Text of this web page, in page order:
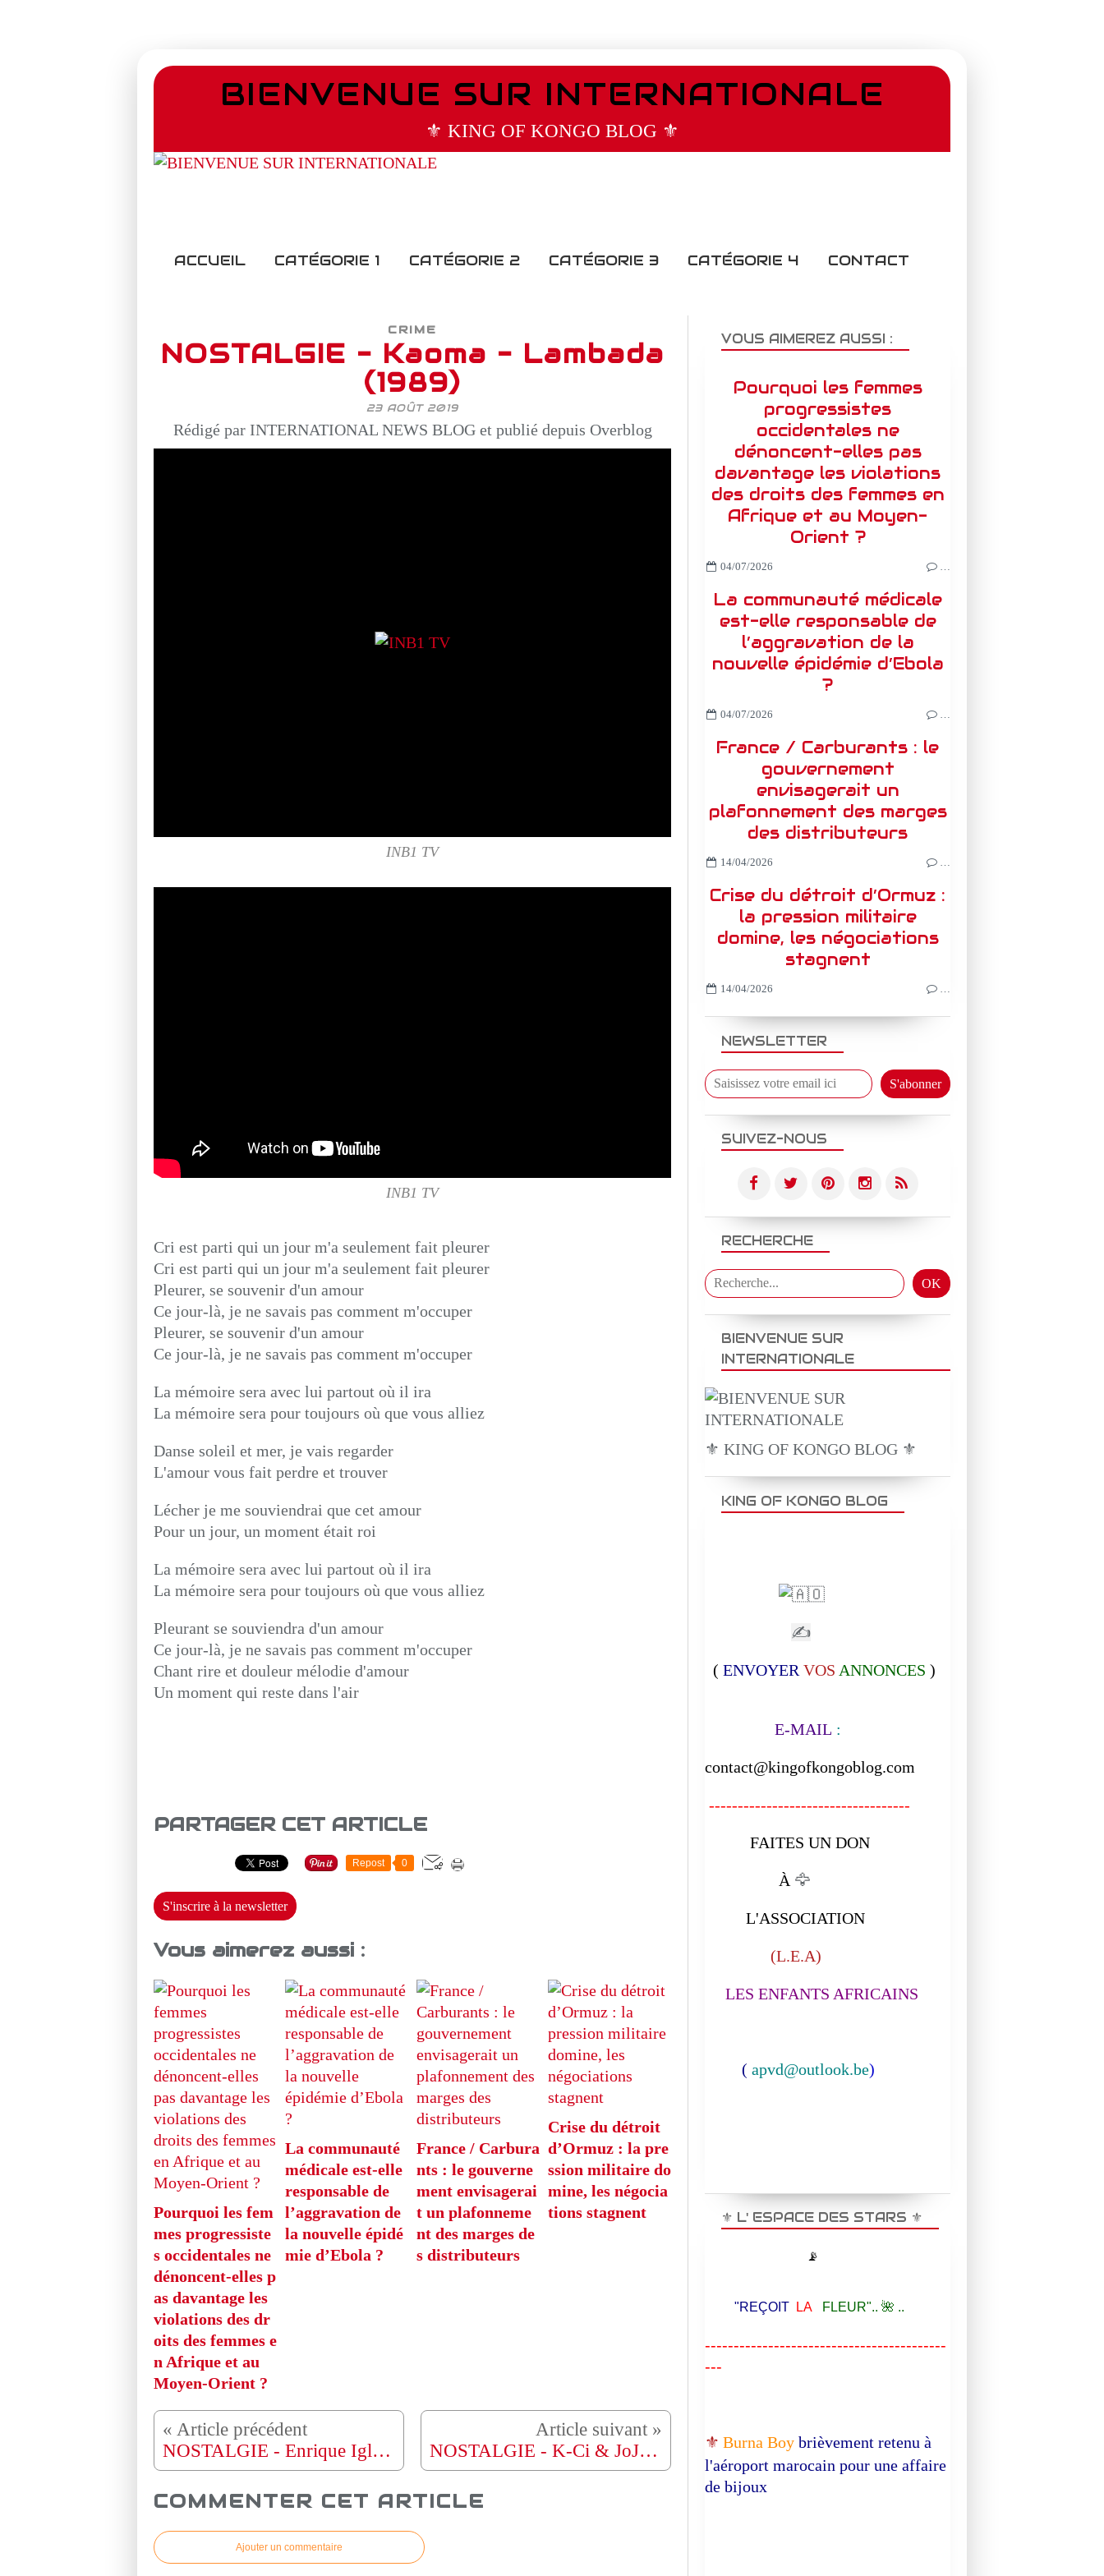
BIENVENUE SUR INTERNATIONALE
⚜️ KING OF KONGO BLOG ⚜️
ACCUEIL CATÉGORIE 1 CATÉGORIE 2 CATÉGORIE 3 CATÉGORIE 4 CONTACT
CRIME
NOSTALGIE - Kaoma - Lambada
(1989)
23 AOÛT 2019
Rédigé par INTERNATIONAL NEWS BLOG et publié depuis Overblog
INB1 TV
INB1 TV
Cri est parti qui un jour m'a seulement fait pleurer
Cri est parti qui un jour m'a seulement fait pleurer
Pleurer, se souvenir d'un amour
Ce jour-là, je ne savais pas comment m'occuper
Pleurer, se souvenir d'un amour
Ce jour-là, je ne savais pas comment m'occuper
La mémoire sera avec lui partout où il ira
La mémoire sera pour toujours où que vous alliez
Danse soleil et mer, je vais regarder
L'amour vous fait perdre et trouver
Lécher je me souviendrai que cet amour
Pour un jour, un moment était roi
La mémoire sera avec lui partout où il ira
La mémoire sera pour toujours où que vous alliez
Pleurant se souviendra d'un amour
Ce jour-là, je ne savais pas comment m'occuper
Chant rire et douleur mélodie d'amour
Un moment qui reste dans l'air
PARTAGER CET ARTICLE
Repost 0
S'inscrire à la newsletter
Vous aimerez aussi :
Pourquoi les fem
mes progressiste
s occidentales ne
dénoncent-elles p
as davantage les
violations des dr
oits des femmes e
n Afrique et au
Moyen-Orient ?
La communauté
médicale est-elle
responsable de
l’aggravation de
la nouvelle épidé
mie d’Ebola ?
France / Carbura
nts : le gouverne
ment envisagerai
t un plafonneme
nt des marges de
s distributeurs
Crise du détroit
d’Ormuz : la pre
ssion militaire do
mine, les négocia
tions stagnent
NOSTALGIE - Enrique Iglesias - Nunca Te Olvidaré NOSTALGIE - K-Ci & JoJo - All My Life
COMMENTER CET ARTICLE
Ajouter un commentaire
NEWSLETTER
SUIVEZ-NOUS
RECHERCHE
BIENVENUE SUR
INTERNATIONALE
⚜️ KING OF KONGO BLOG ⚜️
VOUS AIMEREZ AUSSI :
Pourquoi les femmes
progressistes
occidentales ne
dénoncent-elles pas
davantage les violations
des droits des femmes en
Afrique et au Moyen-
Orient ?
04/07/2026 …
La communauté médicale
est-elle responsable de
l’aggravation de la
nouvelle épidémie d’Ebola
?
04/07/2026 …
France / Carburants : le
gouvernement
envisagerait un
plafonnement des marges
des distributeurs
14/04/2026 …
Crise du détroit d’Ormuz :
la pression militaire
domine, les négociations
stagnent
14/04/2026 …
KING OF KONGO BLOG
✍
( ENVOYER VOS ANNONCES )
E-MAIL :
contact@kingofkongoblog.com
-----------------------------------
FAITES UN DON
À 🦅
L'ASSOCIATION
(L.E.A)
LES ENFANTS AFRICAINS
( apvd@outlook.be)
⚜️ L' ESPACE DES STARS ⚜️
📡
"REÇOIT LA FLEUR".. 🌺 ..
------------------------------------------
---
⚜️ Burna Boy brièvement retenu à
l'aéroport marocain pour une affaire
de bijoux